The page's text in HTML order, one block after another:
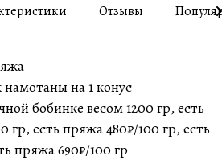
Отзывы
на 1 конус
бобинке весом 1200 гр, есть
гр, есть пряжа 480₽/100 гр, есть
пряжа 690₽/100 гр